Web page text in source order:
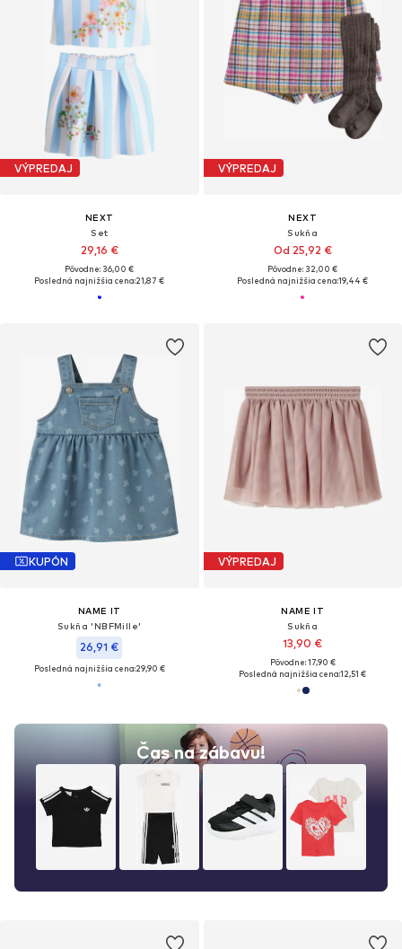
VÝPREDAJ
NEXT
Set
29,16 €
Pôvodne: 36,00 €
Posledná najnižšia cena:21,87 €
VÝPREDAJ
NEXT
Sukňa
Od 25,92 €
Pôvodne: 32,00 €
Posledná najnižšia cena:19,44 €
KUPÓN
NAME IT
Sukňa 'NBFMille'
26,91 €
Posledná najnižšia cena:29,90 €
Čas na zábavu!
VÝPREDAJ
NAME IT
Sukňa
13,90 €
Pôvodne: 17,90 €
Posledná najnižšia cena:12,51 €